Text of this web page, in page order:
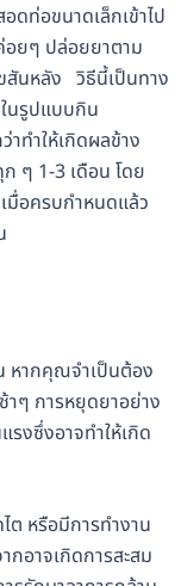
ท่อขนาดเล็กเข้าไป
อยๆ ปล่อยยาตาม
สันหลัง วิธีนี้เป็นทาง
นรูปแบบกิน
ทำให้เกิดผลข้าง
ๆ 1-3 เดือน โดย
มื่อครบกำหนดแล้ว
หากคุณจำเป็นต้อง
ๆ การหยุดยาอย่าง
งซึ่งอาจทำให้เกิด
ต หรือมีการทำงาน
กอาจเกิดการสะสม